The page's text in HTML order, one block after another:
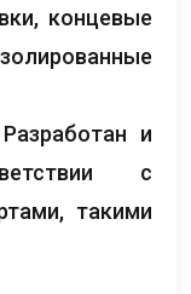
концевые
и
с
такими